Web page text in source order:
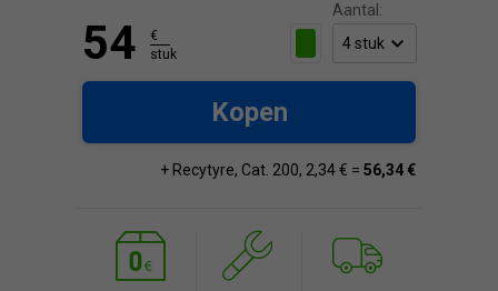
Aantal:
54
€
stuk
Kopen
+ Recytyre, Cat. 200, 2,34 € = 56,34 €